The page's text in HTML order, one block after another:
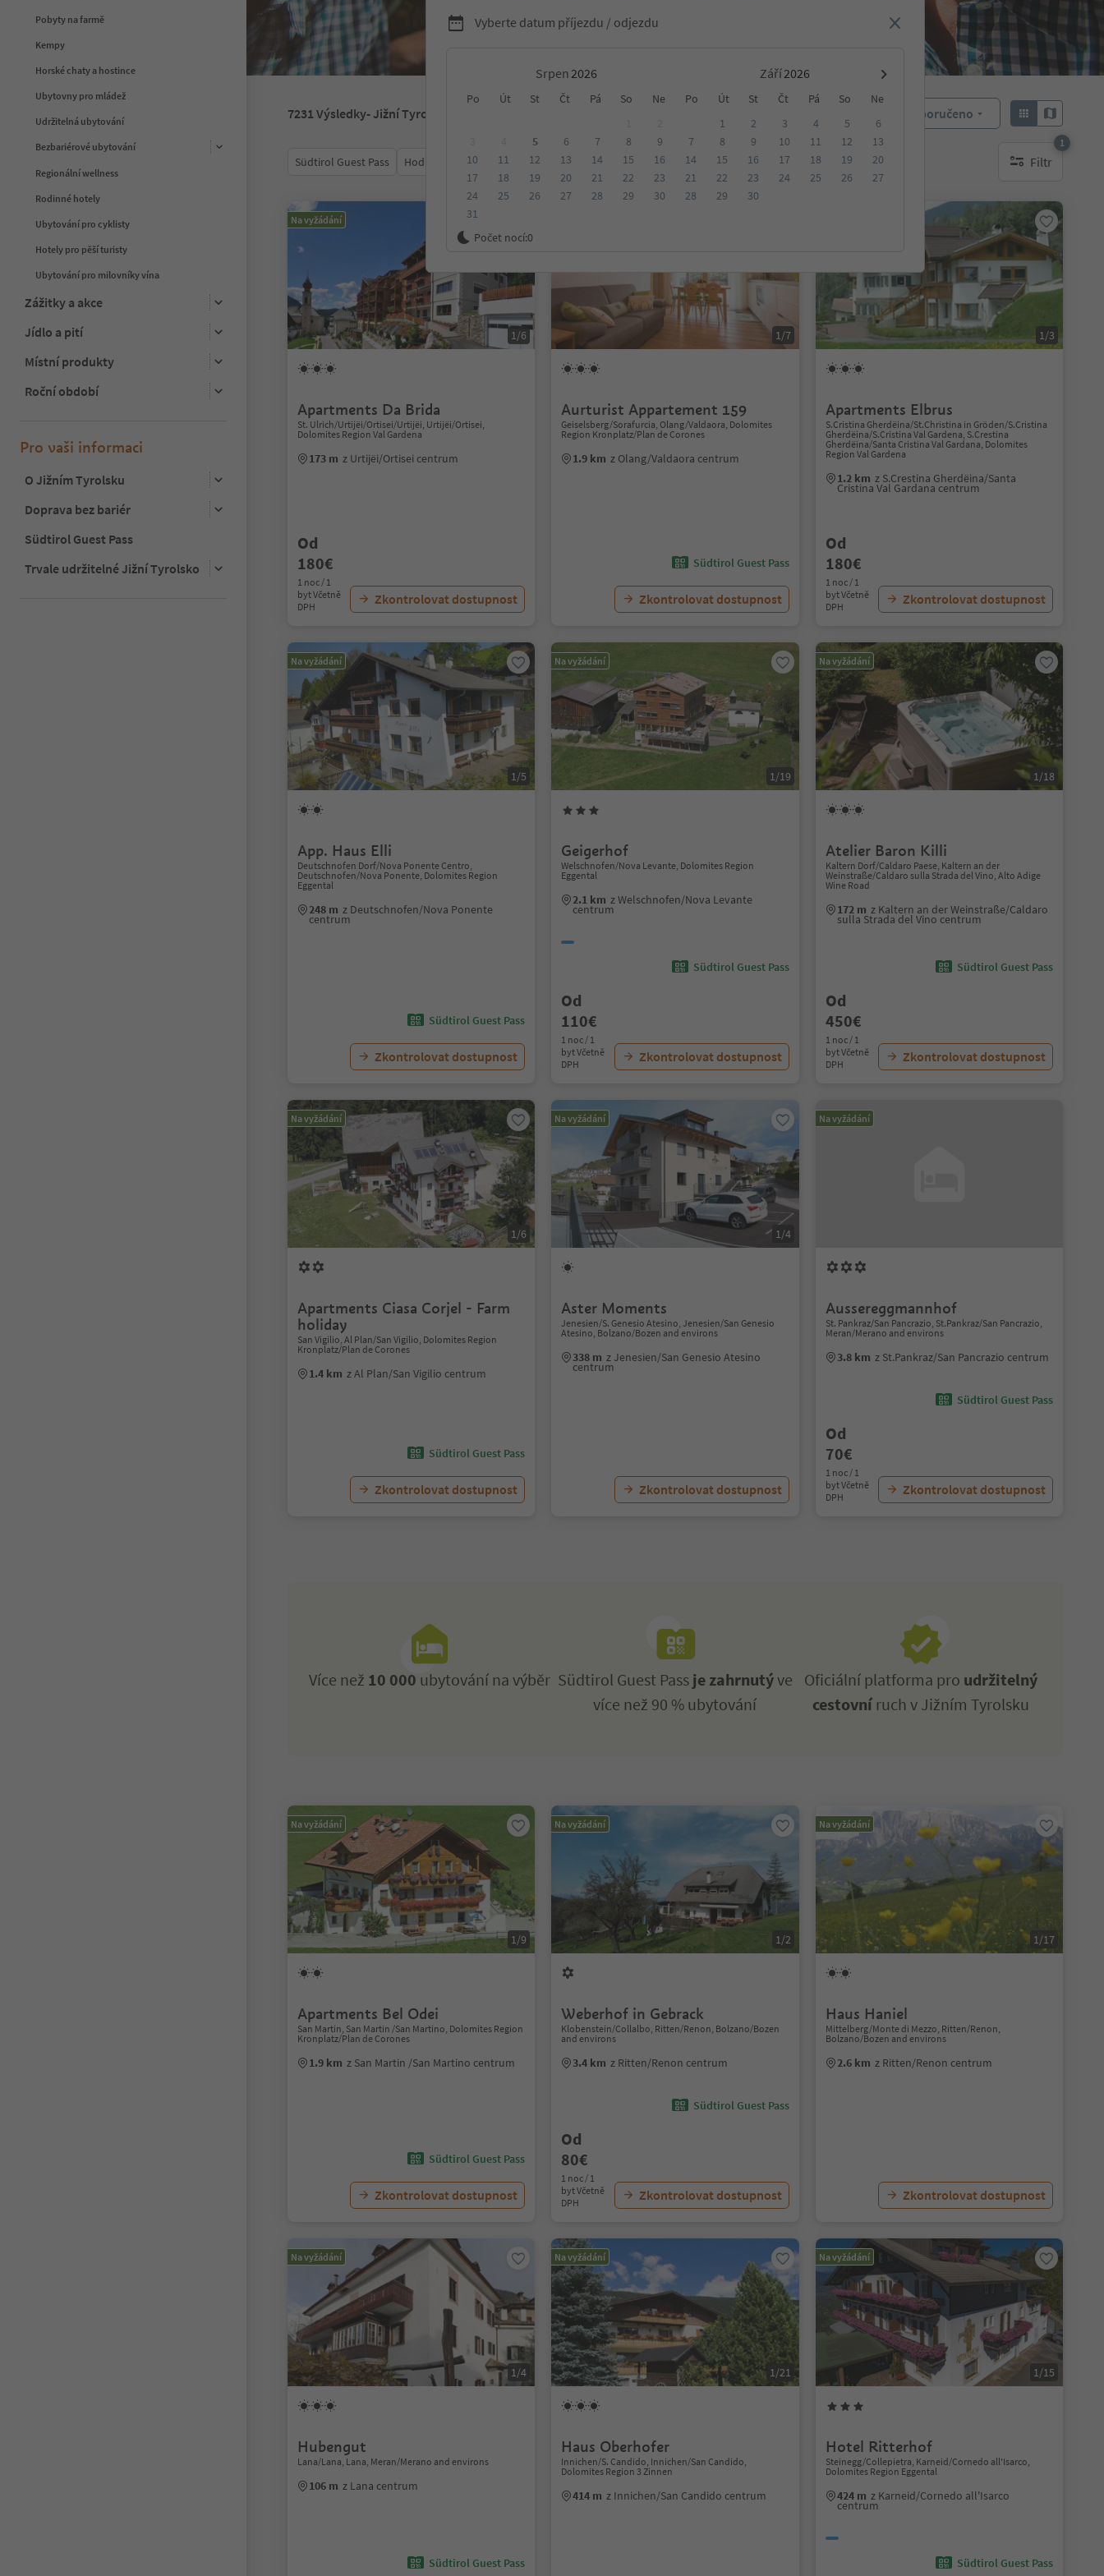
Pobyty na farmě
Kempy
Horské chaty a hostince
Ubytovny pro mládež
Udržitelná ubytování
Bezbariérové ubytování
Regionální wellness
Rodinné hotely
Ubytování pro cyklisty
Hotely pro pěší turisty
Ubytování pro milovníky vína
Zážitky a akce
Jídlo a pití
Místní produkty
Roční období
Pro vaši informaci
O Jižním Tyrolsku
Doprava bez bariér
Südtirol Guest Pass
Trvale udržitelné Jižní Tyrolsko
Vyberte datum příjezdu / odjezdu
Srpen Září
Po Út St Čt Pá So Ne Po Út St Čt Pá So
Ne
5 6 7 8
9
10
11 12 13 14 15
16
17
18 19 20 21 22
23
24
25 26 27 28 29
30
31
1 2 3 4 5
6
7
8 9 10 11 12
13
14
15 16 17 18 19
20
21
22 23 24 25 26
27
28
29 30
Počet nocí:0
7231 Výsledky- Jižní Tyrolsko Doporučeno
Südtirol Guest Pass Hodnocení Kategorie Zpracovává Udržitelné ubytování Filtr
1
1 aktywny filtr
Na vyžádání
1/6
Apartments Da Brida
St. Ulrich/Urtijëi/Ortisei/Urtijëi, Urtijëi/Ortisei,
Dolomites Region Val Gardena
173 m z Urtijëi/Ortisei centrum
Od
180€
1 noc / 1
byt Včetně
DPH
Zkontrolovat dostupnost
1/7
Aurturist Appartement 159
Geiselsberg/Sorafurcia, Olang/Valdaora, Dolomites
Region Kronplatz/Plan de Corones
1.9 km z Olang/Valdaora centrum
Südtirol Guest Pass
Zkontrolovat dostupnost
1/3
Apartments Elbrus
S.Cristina Gherdëina/St.Christina in Gröden/S.Cristina
Gherdëina/S.Cristina Val Gardena, S.Crestina
Gherdëina/Santa Cristina Val Gardana, Dolomites
Region Val Gardena
1.2 km z S.Crestina Gherdëina/Santa
Cristina Val Gardana centrum
Od
180€
1 noc / 1
byt Včetně
DPH
Zkontrolovat dostupnost
Na vyžádání
1/5
App. Haus Elli
Deutschnofen Dorf/Nova Ponente Centro,
Deutschnofen/Nova Ponente, Dolomites Region
Eggental
248 m z Deutschnofen/Nova Ponente
centrum
Südtirol Guest Pass
Zkontrolovat dostupnost
Na vyžádání
1/19
Geigerhof
Welschnofen/Nova Levante, Dolomites Region
Eggental
2.1 km z Welschnofen/Nova Levante
centrum
Südtirol Guest Pass
Od
110€
1 noc / 1
byt Včetně
DPH
Zkontrolovat dostupnost
Na vyžádání
1/18
Atelier Baron Killi
Kaltern Dorf/Caldaro Paese, Kaltern an der
Weinstraße/Caldaro sulla Strada del Vino, Alto Adige
Wine Road
172 m z Kaltern an der Weinstraße/Caldaro
sulla Strada del Vino centrum
Südtirol Guest Pass
Od
450€
1 noc / 1
byt Včetně
DPH
Zkontrolovat dostupnost
Na vyžádání
1/6
Apartments Ciasa Corjel - Farm
holiday
San Vigilio, Al Plan/San Vigilio, Dolomites Region
Kronplatz/Plan de Corones
1.4 km z Al Plan/San Vigilio centrum
Südtirol Guest Pass
Zkontrolovat dostupnost
Na vyžádání
1/4
Aster Moments
Jenesien/S. Genesio Atesino, Jenesien/San Genesio
Atesino, Bolzano/Bozen and environs
338 m z Jenesien/San Genesio Atesino
centrum
Zkontrolovat dostupnost
Na vyžádání
Aussereggmannhof
St. Pankraz/San Pancrazio, St.Pankraz/San Pancrazio,
Meran/Merano and environs
3.8 km z St.Pankraz/San Pancrazio centrum
Südtirol Guest Pass
Od
70€
1 noc / 1
byt Včetně
DPH
Zkontrolovat dostupnost
Více než 10 000 ubytování na výběr Südtirol Guest Passje zahrnutýve
více než 90 % ubytování
Oficiální platforma pro udržitelný
cestovníruch v Jižním Tyrolsku
Na vyžádání
1/9
Apartments Bel Odei
San Martin, San Martin /San Martino, Dolomites Region
Kronplatz/Plan de Corones
1.9 km z San Martin /San Martino centrum
Südtirol Guest Pass
Zkontrolovat dostupnost
Na vyžádání
1/2
Weberhof in Gebrack
Klobenstein/Collalbo, Ritten/Renon, Bolzano/Bozen
and environs
3.4 km z Ritten/Renon centrum
Südtirol Guest Pass
Od
80€
1 noc / 1
byt Včetně
DPH
Zkontrolovat dostupnost
Na vyžádání
1/17
Haus Haniel
Mittelberg/Monte di Mezzo, Ritten/Renon,
Bolzano/Bozen and environs
2.6 km z Ritten/Renon centrum
Zkontrolovat dostupnost
Na vyžádání
1/4
Hubengut
Lana/Lana, Lana, Meran/Merano and environs
106 m z Lana centrum
Südtirol Guest Pass
Na vyžádání
1/21
Haus Oberhofer
Innichen/S. Candido, Innichen/San Candido,
Dolomites Region 3 Zinnen
414 m z Innichen/San Candido centrum
Na vyžádání
1/15
Hotel Ritterhof
Steinegg/Collepietra, Karneid/Cornedo all'Isarco,
Dolomites Region Eggental
424 m z Karneid/Cornedo all'Isarco
centrum
Südtirol Guest Pass